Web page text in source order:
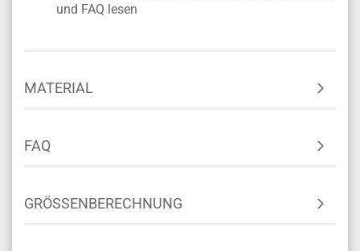
und FAQ lesen
MATERIAL
FAQ
GRÖSSENBERECHNUNG